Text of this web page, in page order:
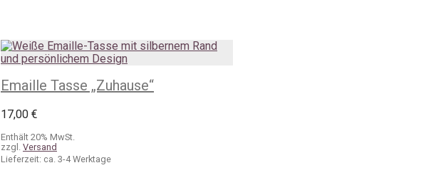
Emaille Tasse „Zuhause“
17,00 €
Enthält 20% MwSt.
zzgl. Versand
Lieferzeit: ca. 3-4 Werktage